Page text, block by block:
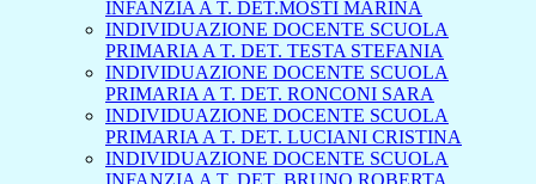
INFANZIA A T. DET.MOSTI MARINA
INDIVIDUAZIONE DOCENTE SCUOLA
PRIMARIA A T. DET. TESTA STEFANIA
INDIVIDUAZIONE DOCENTE SCUOLA
PRIMARIA A T. DET. RONCONI SARA
INDIVIDUAZIONE DOCENTE SCUOLA
PRIMARIA A T. DET. LUCIANI CRISTINA
INDIVIDUAZIONE DOCENTE SCUOLA